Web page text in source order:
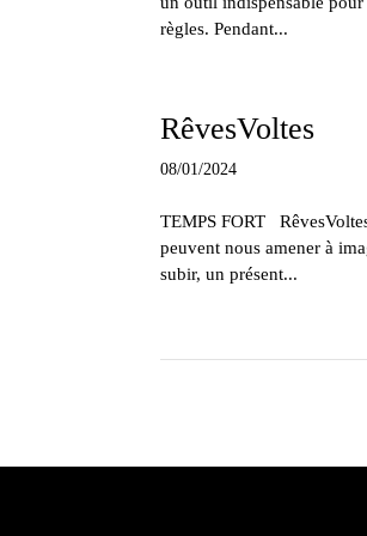
règles. Pendant...
RêvesVoltes
08/01/2024
TEMPS FORT
peuvent nous amener à
subir, un présent...